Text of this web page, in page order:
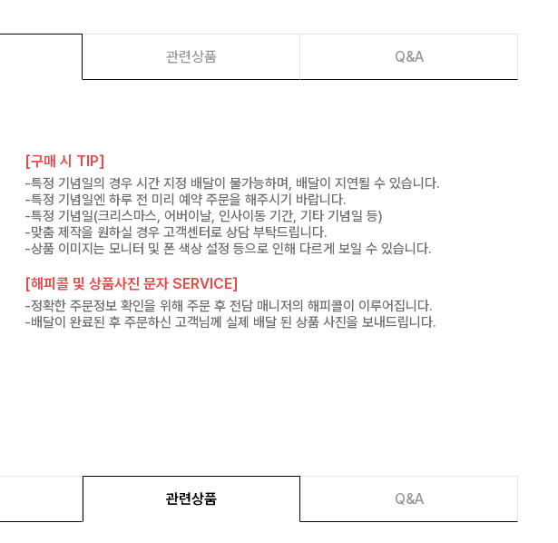
관련상품 Q&A
[구매 시 TIP]
-특정 기념일의 경우 시간 지정 배달이 불가능하며, 배달이 지연될 수 있습니다.
-특정 기념일엔 하루 전 미리 예약 주문을 해주시기 바랍니다.
-특정 기념일(크리스마스, 어버이날, 인사이동 기간, 기타 기념일 등)
-맞춤 제작을 원하실 경우 고객센터로 상담 부탁드립니다.
-상품 이미지는 모니터 및 폰 색상 설정 등으로 인해 다르게 보일 수 있습니다.
[해피콜 및 상품사진 문자 SERVICE]
-정확한 주문정보 확인을 위해 주문 후 전담 매니저의 해피콜이 이루어집니다.
-배달이 완료된 후 주문하신 고객님께 실제 배달 된 상품 사진을 보내드립니다.
관련상품 Q&A